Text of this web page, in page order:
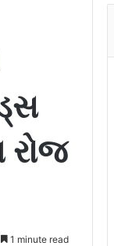
1 minute read